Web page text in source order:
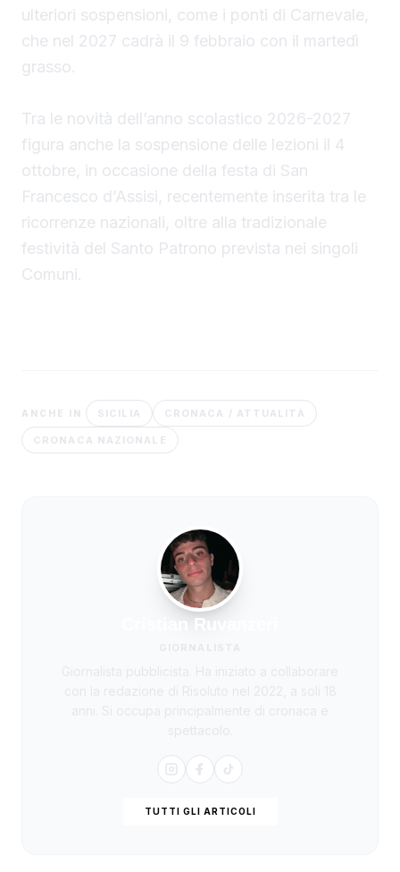
ulteriori sospensioni, come i ponti di Carnevale,
che nel 2027 cadrà il 9 febbraio con il martedì
grasso.
Tra le novità dell’anno scolastico 2026-2027
figura anche la sospensione delle lezioni il 4
ottobre, in occasione della festa di San
Francesco d’Assisi, recentemente inserita tra le
ricorrenze nazionali, oltre alla tradizionale
festività del Santo Patrono prevista nei singoli
Comuni.
ANCHE IN SICILIA CRONACA / ATTUALITÀ
CRONACA NAZIONALE
Cristian Ruvanzeri
TUTTI GLI ARTICOLI